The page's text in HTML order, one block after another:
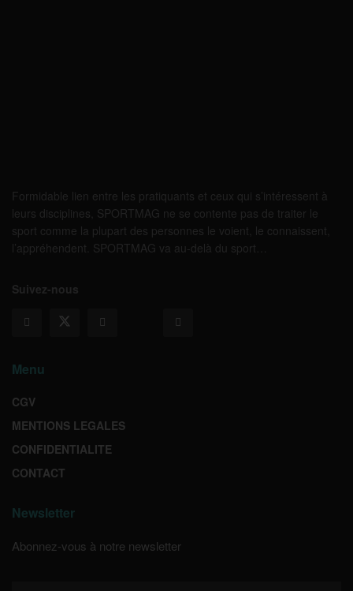
Formidable lien entre les pratiquants et ceux qui s’intéressent à
leurs disciplines, SPORTMAG ne se contente pas de traiter le
sport comme la plupart des personnes le voient, le connaissent,
l’appréhendent. SPORTMAG va au-delà du sport…
Suivez-nous
Menu
CGV
MENTIONS LEGALES
CONFIDENTIALITE
CONTACT
Newsletter
Abonnez-vous à notre newsletter